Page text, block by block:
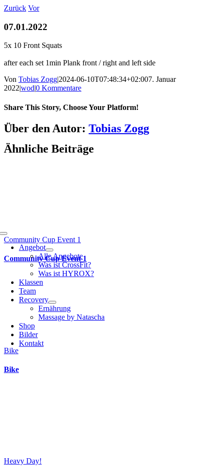
Zum
springen
Toggle
NavigationAngebot
Alle Angebote
Was ist CrossFit?
Was ist HYROX?
Klassen
Team
Recovery
Ernährung
Massage by Natascha
Shop
Bilder
Kontakt
Zurück Vor
07.01.2022
5x 10 Front Squats
after each set 1min Plank front / right and left side
Von Tobias Zogg|2024-06-10T07:48:34+02:007. Januar
2022|wod|0 Kommentare
Share This Story, Choose Your Platform!
Facebook
LinkedIn
WhatsApp
Telegram
Tumblr
Pinterest
Vk
Xing
E-
Mail
Über den Autor: Tobias Zogg
Ähnliche Beiträge
Community Cup Event 1
Community Cup Event 1
Bike
Bike
Heavy Day!